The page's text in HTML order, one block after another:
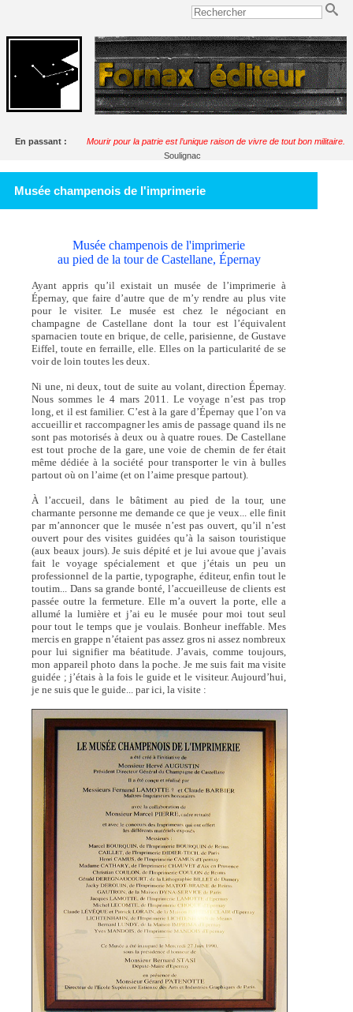
En passant :
Mourir pour la patrie est l’unique raison de vivre de tout bon militaire.
Soulignac
Musée champenois de l'imprimerie
Musée champenois de l'imprimerie
au pied de la tour de Castellane, Épernay
Ayant appris qu’il existait un musée de l’imprimerie à
Épernay, que faire d’autre que de m’y rendre au plus vite
pour le visiter. Le musée est chez le négociant en
champagne de Castellane dont la tour est l’équivalent
sparnacien toute en brique, de celle, parisienne, de Gustave
Eiffel, toute en ferraille, elle. Elles on la particularité de se
voir de loin toutes les deux.
Ni une, ni deux, tout de suite au volant, direction Épernay.
Nous sommes le 4 mars 2011. Le voyage n’est pas trop
long, et il est familier. C’est à la gare d’Épernay que l’on va
accueillir et raccompagner les amis de passage quand ils ne
sont pas motorisés à deux ou à quatre roues. De Castellane
est tout proche de la gare, une voie de chemin de fer était
même dédiée à la société pour transporter le vin à bulles
partout où on l’aime (et on l’aime presque partout).
À l’accueil, dans le bâtiment au pied de la tour, une
charmante personne me demande ce que je veux... elle finit
par m’annoncer que le musée n’est pas ouvert, qu’il n’est
ouvert pour des visites guidées qu’à la saison touristique
(aux beaux jours). Je suis dépité et je lui avoue que j’avais
fait le voyage spécialement et que j’étais un peu un
professionnel de la partie, typographe, éditeur, enfin tout le
toutim... Dans sa grande bonté, l’accueilleuse de clients est
passée outre la fermeture. Elle m’a ouvert la porte, elle a
allumé la lumière et j’ai eu le musée pour moi tout seul
pour tout le temps que je voulais. Bonheur ineffable. Mes
mercis en grappe n’étaient pas assez gros ni assez nombreux
pour lui signifier ma béatitude. J’avais, comme toujours,
mon appareil photo dans la poche. Je me suis fait ma visite
guidée ; j’étais à la fois le guide et le visiteur. Aujourd’hui,
je ne suis que le guide... par ici, la visite :